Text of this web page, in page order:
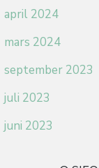
april 2024
mars 2024
september 2023
juli 2023
juni 2023